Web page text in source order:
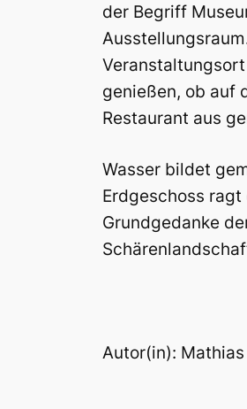
der Begriff
genießen, ob auf
Restaurant aus
Wasser bildet
Erdgeschoss ragt
Grundgedanke
Autor(in):